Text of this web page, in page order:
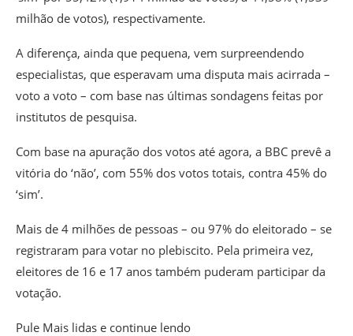
milhão de votos), respectivamente.
A diferença, ainda que pequena, vem surpreendendo
especialistas, que esperavam uma disputa mais acirrada –
voto a voto – com base nas últimas sondagens feitas por
institutos de pesquisa.
Com base na apuração dos votos até agora, a BBC prevê a
vitória do ‘não’, com 55% dos votos totais, contra 45% do
‘sim’.
Mais de 4 milhões de pessoas – ou 97% do eleitorado – se
registraram para votar no plebiscito. Pela primeira vez,
eleitores de 16 e 17 anos também puderam participar da
votação.
Pule Mais lidas e continue lendo